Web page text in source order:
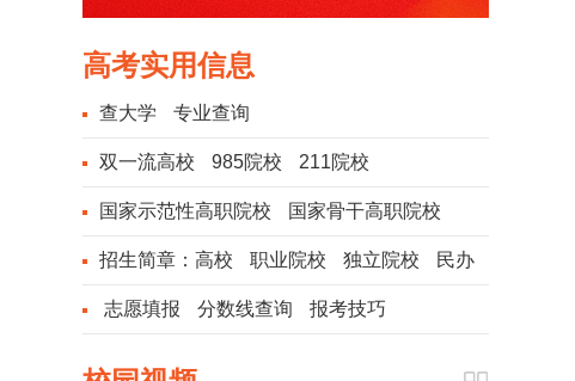
高考实用信息
查大学 专业查询
双一流高校 985院校 211院校
国家示范性高职院校 国家骨干高职院校
招生简章： 高校 职业院校 独立院校 民办
院校志愿填报 分数线查询 报考技巧